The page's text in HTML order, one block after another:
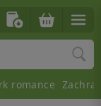
romance